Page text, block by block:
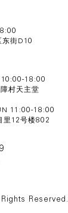
东街D10
10:00-18:00
村天主堂
11:00-18:00
里12号楼802
Reserved.